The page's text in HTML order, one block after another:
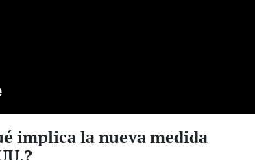
implica la nueva medida